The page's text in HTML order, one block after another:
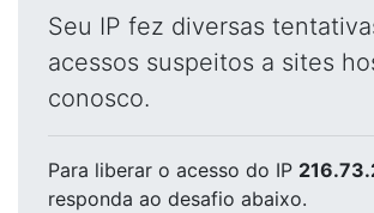
Seu IP fez diversas
acessos suspeitos a sites
conosco.
Para liberar o acesso do IP
responda ao desafio abaixo.